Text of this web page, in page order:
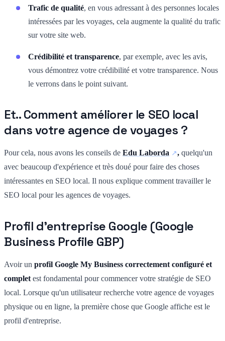
Trafic de qualité, en vous adressant à des personnes locales
intéressées par les voyages, cela augmente la qualité du trafic
sur votre site web.
Crédibilité et transparence, par exemple, avec les avis,
vous démontrez votre crédibilité et votre transparence. Nous
le verrons dans le point suivant.
Et.. Comment améliorer le SEO local
dans votre agence de voyages ?
Pour cela, nous avons les conseils de Edu Laborda , quelqu'un
avec beaucoup d'expérience et très doué pour faire des choses
intéressantes en SEO local. Il nous explique comment travailler le
SEO local pour les agences de voyages.
Profil d'entreprise Google (Google
Business Profile GBP)
Avoir un profil Google My Business correctement configuré et
complet est fondamental pour commencer votre stratégie de SEO
local. Lorsque qu'un utilisateur recherche votre agence de voyages
physique ou en ligne, la première chose que Google affiche est le
profil d'entreprise.